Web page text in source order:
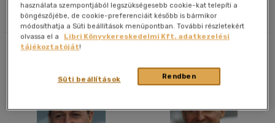
Szűrés Rendezés
Megjelenítés
20 db / oldal
Alkalmaz
használata szempontjából legszükségesebb cookie-kat telepíti a
böngészőjébe, de cookie-preferenciáit később is bármikor
módosíthatja a Süti beállítások menüpontban. További részletekért
olvassa el a
Libri Könyvkereskedelmi Kft. adatkezelési
tájékoztatóját!
Rendben
Süti beállítások